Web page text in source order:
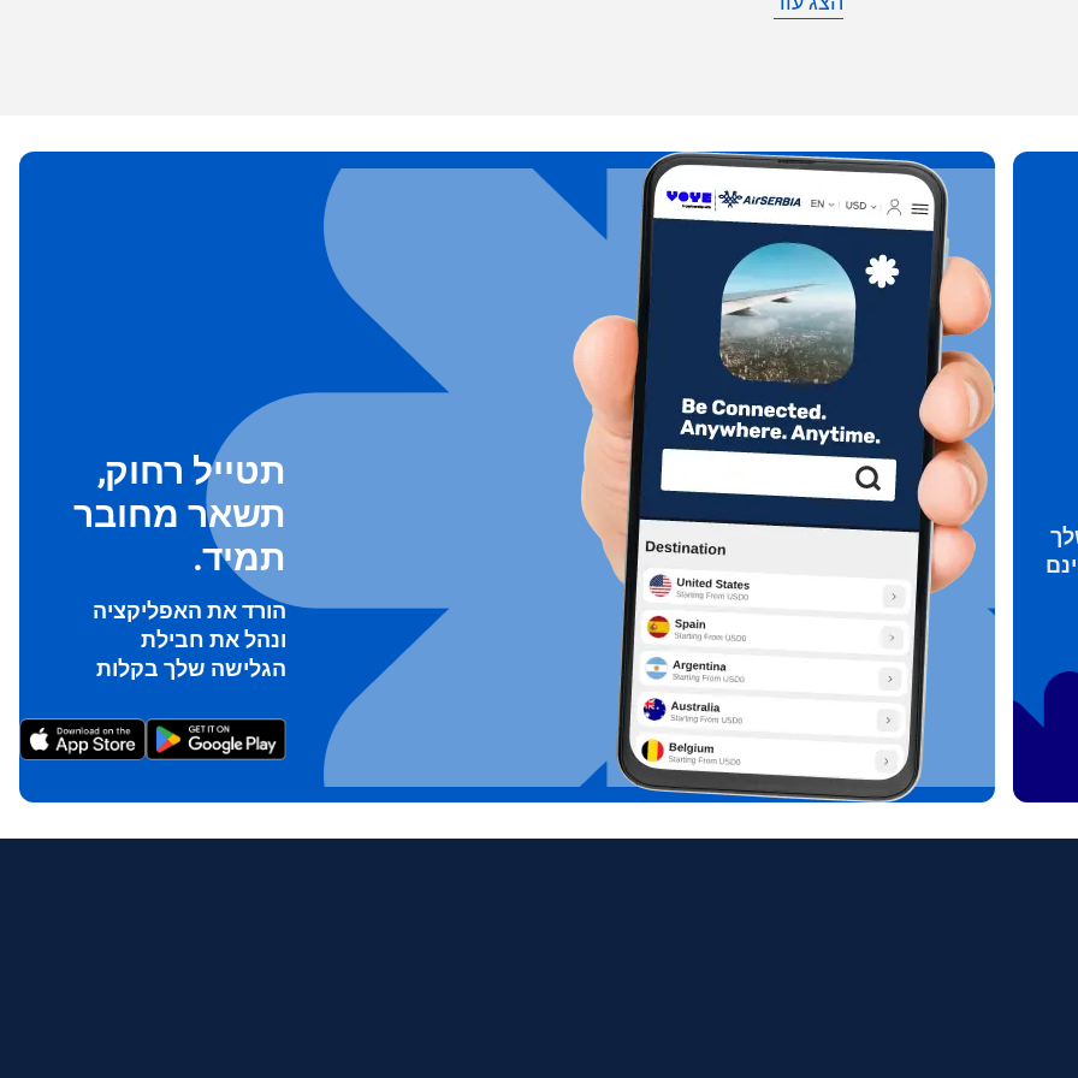
תטייל רחוק,
תשאר מחובר
תמיד.
הורד את האפליקציה
ונהל את חבילת
הגלישה שלך בקלות
החלוניתשפה:
Español
简体中文
עברית
日
한국어
Português
KRW - וון דרום קוריאני
TWD - דולר טייוואני חדש
EUR - יורו
ILS - שקל ישראלי חדש
או המשיכו עם אימייל